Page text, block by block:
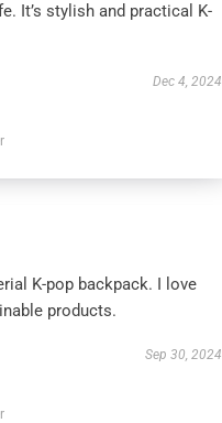
It’s stylish and practical K-
Dec 4, 2024
K-pop backpack. I love
products.
Sep 30, 2024